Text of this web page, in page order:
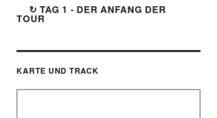
↻ TAG 1 - DER ANFANG DER
TOUR
KARTE UND TRACK